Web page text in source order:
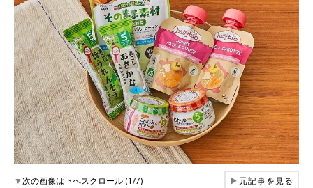
▼次の画像は下へスクロール (1/7) ▶元記事を見る